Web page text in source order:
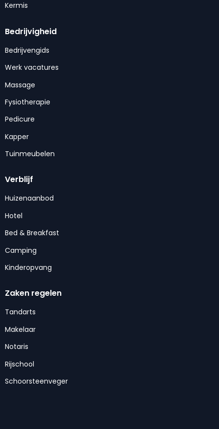
Kermis
Bedrijvigheid
Bedrijvengids
Werk vacatures
Massage
Fysiotherapie
Pedicure
Kapper
Tuinmeubelen
Verblijf
Huizenaanbod
Hotel
Bed & Breakfast
Camping
Kinderopvang
Zaken regelen
Tandarts
Makelaar
Notaris
Rijschool
Schoorsteenveger